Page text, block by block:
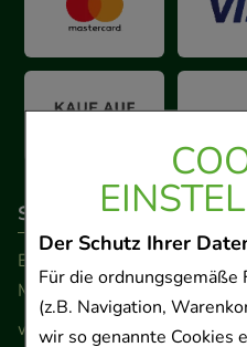
Der Schutz Ihrer
Für die
(z.B. Navigation,
wir so genannte Cookies
So erreichen Sie uns
Beratung und Kundenservice:
Montag - Freitag von 9.00
www.ApoSalis.de· E-Mail: